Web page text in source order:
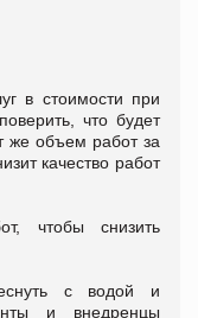
в стоимости при
что будет
же объем работ за
качество работ
чтобы снизить
с водой и
и внедренцы